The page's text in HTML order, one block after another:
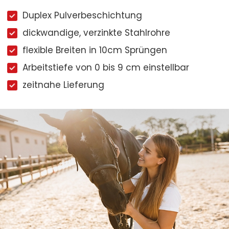
Duplex Pulverbeschichtung
dickwandige, verzinkte Stahlrohre
flexible Breiten in 10cm Sprüngen
Arbeitstiefe von 0 bis 9 cm einstellbar
zeitnahe Lieferung